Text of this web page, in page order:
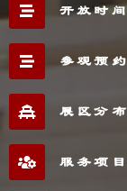
开放时间
参观预
展区分布
服务项目